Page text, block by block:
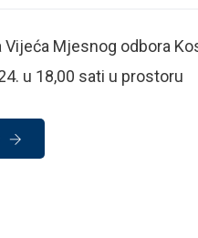
Vijeća Mjesnog odbora
u 18,00 sati u prostoru